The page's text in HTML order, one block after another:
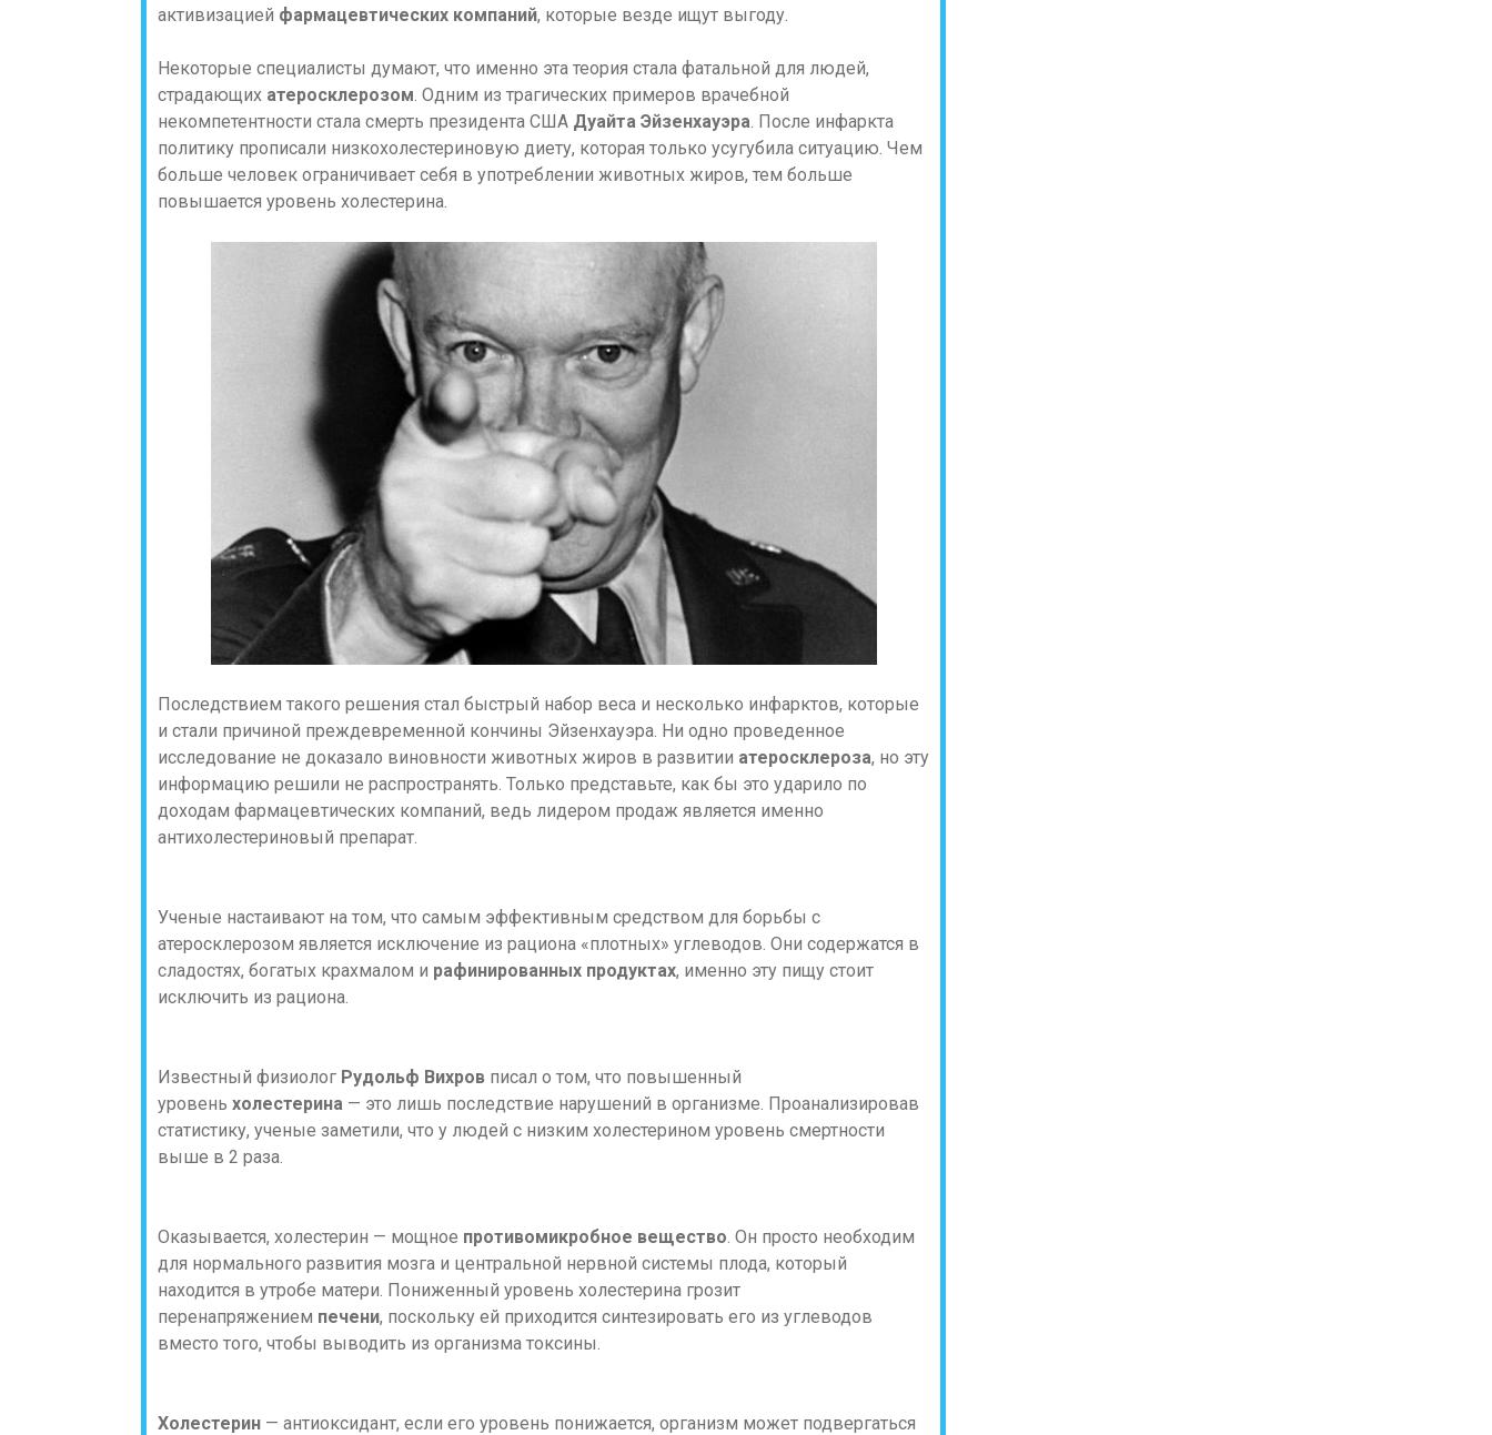
активизацией фармацевтических компаний, которые везде ищут выгоду.
Некоторые специалисты думают, что именно эта теория стала фатальной для людей,
страдающих атеросклерозом. Одним из трагических примеров врачебной
некомпетентности стала смерть президента США Дуайта Эйзенхауэра. После инфаркта
политику прописали низкохолестериновую диету, которая только усугубила ситуацию. Чем
больше человек ограничивает себя в употреблении животных жиров, тем больше
повышается уровень холестерина.
Последствием такого решения стал быстрый набор веса и несколько инфарктов, которые
и стали причиной преждевременной кончины Эйзенхауэра. Ни одно проведенное
исследование не доказало виновности животных жиров в развитии атеросклероза, но эту
информацию решили не распространять. Только представьте, как бы это ударило по
доходам фармацевтических компаний, ведь лидером продаж является именно
антихолестериновый препарат.
Ученые настаивают на том, что самым эффективным средством для борьбы с
атеросклерозом является исключение из рациона «плотных» углеводов. Они содержатся в
сладостях, богатых крахмалом и рафинированных продуктах, именно эту пищу стоит
исключить из рациона.
Известный физиолог Рудольф Вихров писал о том, что повышенный
уровень холестерина — это лишь последствие нарушений в организме. Проанализировав
статистику, ученые заметили, что у людей с низким холестерином уровень смертности
выше в 2 раза.
Оказывается, холестерин — мощное противомикробное вещество. Он просто необходим
для нормального развития мозга и центральной нервной системы плода, который
находится в утробе матери. Пониженный уровень холестерина грозит
перенапряжением печени, поскольку ей приходится синтезировать его из углеводов
вместо того, чтобы выводить из организма токсины.
Холестерин — антиоксидант, если его уровень понижается, организм может подвергаться